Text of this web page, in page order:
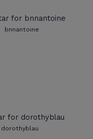
bnnantoine
dorothyblau